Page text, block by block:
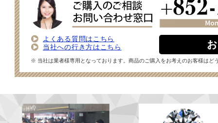
よくある質問はこちら
当社への行き方はこちら
※ 当社は業者様専用となっております。商品のご購入をお考えのお客様はど